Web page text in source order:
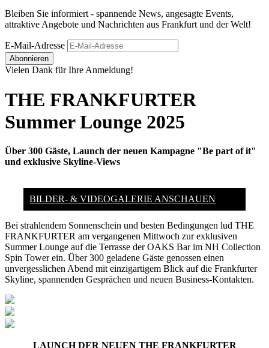
Bleiben Sie informiert - spannende News, angesagte Events,
attraktive Angebote und Nachrichten aus Frankfurt und der Welt!
E-Mail-Adresse
Abonnieren
Vielen Dank für Ihre Anmeldung!
THE FRANKFURTER
Summer Lounge 2025
Über 300 Gäste, Launch der neuen Kampagne "Be part of it"
und exklusive Skyline-Views
BILDER- & VIDEOGALERIE ANSCHAUEN
Bei strahlendem Sonnenschein und besten Bedingungen lud THE
FRANKFURTER am vergangenen Mittwoch zur exklusiven
Summer Lounge auf die Terrasse der OAKS Bar im NH Collection
Spin Tower ein. Über 300 geladene Gäste genossen einen
unvergesslichen Abend mit einzigartigem Blick auf die Frankfurter
Skyline, spannenden Gesprächen und neuen Business-Kontakten.
LAUNCH DER NEUEN THE FRANKFURTER